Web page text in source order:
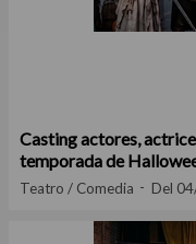
Casting actores,
temporada de
Teatro / Comedia Del